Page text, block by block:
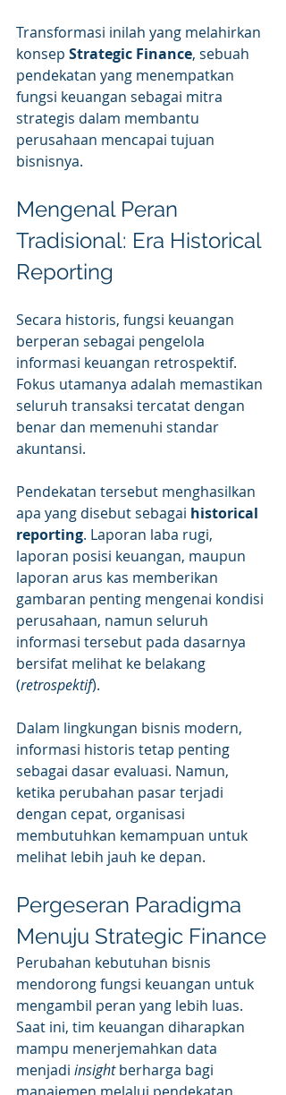
Transformasi inilah yang melahirkan
konsep Strategic Finance, sebuah
pendekatan yang menempatkan
fungsi keuangan sebagai mitra
strategis dalam membantu
perusahaan mencapai tujuan
bisnisnya.
Mengenal Peran
Tradisional: Era Historical
Reporting
Secara historis, fungsi keuangan
berperan sebagai pengelola
informasi keuangan retrospektif.
Fokus utamanya adalah memastikan
seluruh transaksi tercatat dengan
benar dan memenuhi standar
akuntansi.
Pendekatan tersebut menghasilkan
apa yang disebut sebagai historical
reporting. Laporan laba rugi,
laporan posisi keuangan, maupun
laporan arus kas memberikan
gambaran penting mengenai kondisi
perusahaan, namun seluruh
informasi tersebut pada dasarnya
bersifat melihat ke belakang
(retrospektif).
Dalam lingkungan bisnis modern,
informasi historis tetap penting
sebagai dasar evaluasi. Namun,
ketika perubahan pasar terjadi
dengan cepat, organisasi
membutuhkan kemampuan untuk
melihat lebih jauh ke depan.
Pergeseran Paradigma
Menuju Strategic Finance
Perubahan kebutuhan bisnis
mendorong fungsi keuangan untuk
mengambil peran yang lebih luas.
Saat ini, tim keuangan diharapkan
mampu menerjemahkan data
menjadi insight berharga bagi